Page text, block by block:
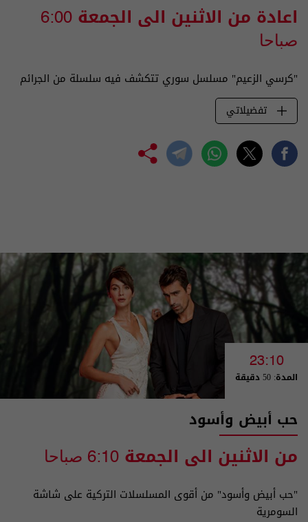
اعادة من الاثنين الى الجمعة 6:00
صباحا
"كرسي الزعيم" مسلسل سوري تتكشف فيه سلسلة من الجرائم
تفضيلاتي
23:10
المدة: 50 دقيقة
حب أبيض وأسود
من الاثنين الى الجمعة 6:10 صباحا
"حب أبيض وأسود" من أقوى المسلسلات التركية على شاشة
السومرية